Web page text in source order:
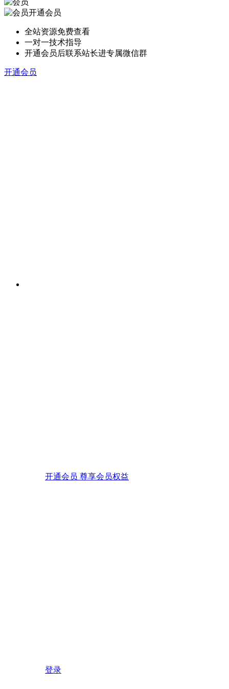
开通会员
全站资源免费查看
一对一技术指导
开通会员后联系站长进专属微信群
开通会员
开通会员 尊享会员权益
登录